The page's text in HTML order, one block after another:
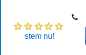
stem nu!